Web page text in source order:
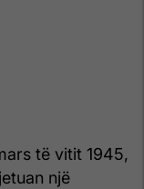
të vitit 1945,
një